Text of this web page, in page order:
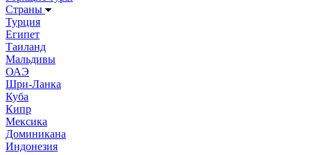
Страны
Турция
Египет
Таиланд
Мальдивы
ОАЭ
Шри-Ланка
Куба
Кипр
Мексика
Доминикана
Индонезия